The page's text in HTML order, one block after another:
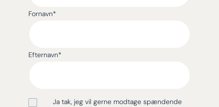
Fornavn*
Efternavn*
Ja tak, jeg vil gerne modtage spændende